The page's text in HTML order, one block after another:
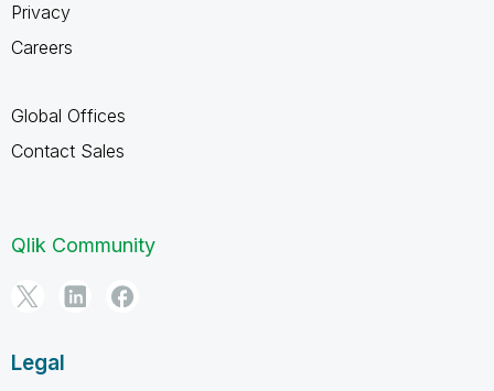
Privacy
Careers
Global Offices
Contact Sales
Qlik Community
Legal